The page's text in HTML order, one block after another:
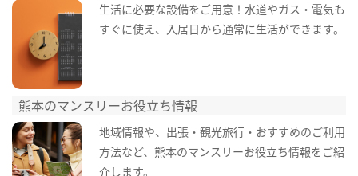
生活に必要な設備をご用意！水道やガス・電気も
すぐに使え、入居日から通常に生活ができます。
熊本のマンスリーお役立ち情報
地域情報や、出張・観光旅行・おすすめのご利用
方法など、熊本のマンスリーお役立ち情報をご紹
介します。